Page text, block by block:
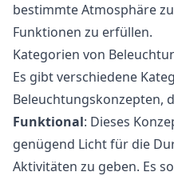
bestimmte Atmosphäre
Funktionen zu erfüllen.
Kategorien von
Es gibt verschiedene
Beleuchtungskonzepten,
Funktional: Dieses
genügend Licht für die
Aktivitäten zu geben. Es